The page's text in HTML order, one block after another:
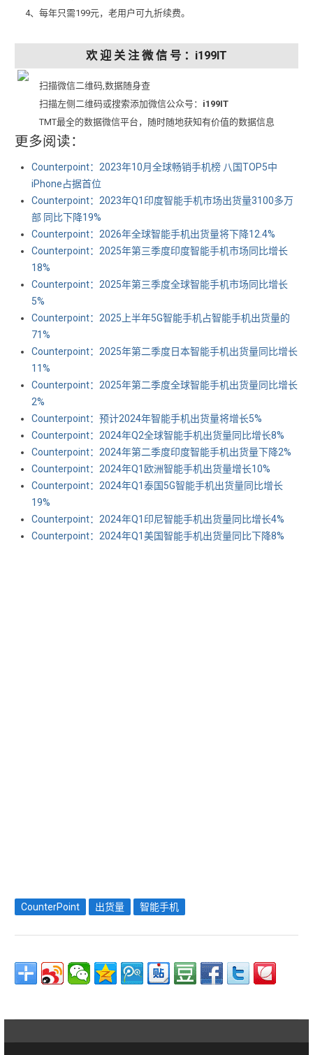
4、每年只需199元，老用户可九折续费。
欢 迎 关 注 微 信 号 ：i199IT
扫描微信二维码,数据随身查
扫描左侧二维码或搜索添加微信公众号： i199IT
TMT最全的数据微信平台，随时随地获知有价值的数据信息
更多阅读：
Counterpoint：2023年10月全球畅销手机榜 八国TOP5中
iPhone占据首位
Counterpoint：2023年Q1印度智能手机市场出货量3100多万
部 同比下降19%
Counterpoint：2026年全球智能手机出货量将下降12.4%
Counterpoint：2025年第三季度印度智能手机市场同比增长
18%
Counterpoint：2025年第三季度全球智能手机市场同比增长
5%
Counterpoint：2025上半年5G智能手机占智能手机出货量的
71%
Counterpoint：2025年第二季度日本智能手机出货量同比增长
11%
Counterpoint：2025年第二季度全球智能手机出货量同比增长
2%
Counterpoint：预计2024年智能手机出货量将增长5%
Counterpoint：2024年Q2全球智能手机出货量同比增长8%
Counterpoint：2024年第二季度印度智能手机出货量下降2%
Counterpoint：2024年Q1欧洲智能手机出货量增长10%
Counterpoint：2024年Q1泰国5G智能手机出货量同比增长
19%
Counterpoint：2024年Q1印尼智能手机出货量同比增长4%
Counterpoint：2024年Q1美国智能手机出货量同比下降8%
CounterPoint 出货量 智能手机